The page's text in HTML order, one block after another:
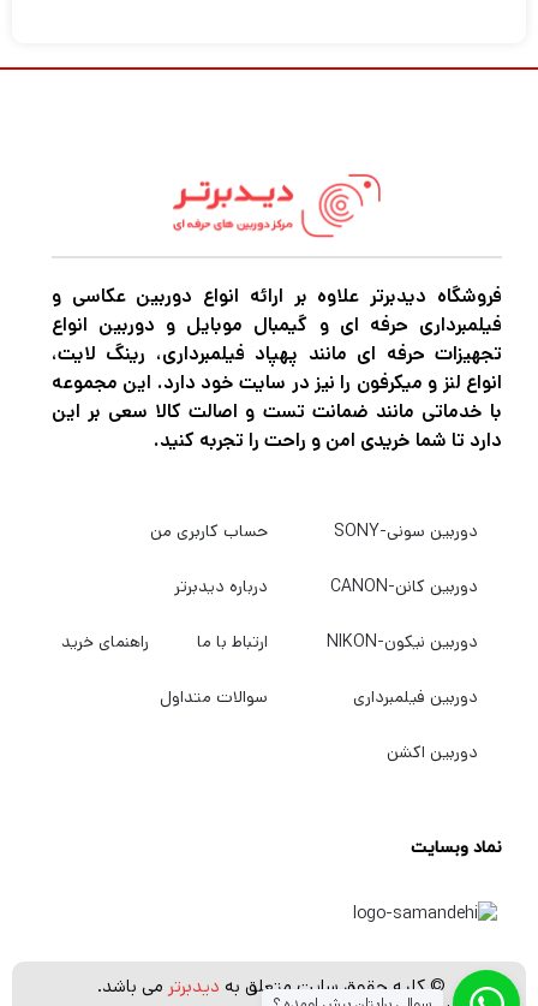
است. طراحی نوآورانه آن که امکان ادغام یکپارچه
با هر دکل روشنایی را فراهم می کند، امکان جدا
شدن بدون زحمت کنترل کننده از بدنه سبک را
فراهم می کند. یکی دیگر از ویژگی های اصلی
حالت MAX Extreme است که حداکثر توان
خروجی نور را به 300 وات افزایش می دهد. شما
قدرت تقویت شده، قابلیت دو رنگ، کنترل عملی،
و یک وسیله سبک وزن را تنها با 2.2 پوند دریافت
شما امکان می دهد آن را در جایی قرار دهید که
نورهای بزرگتر جا نشوند.
G200 یک ابزار نوری عالی برای عکاسی و
استودیوها، اتاق‌های پخش زنده و دیگر سناریوها
وجود داشته باشد، آماده عکسبرداری خواهید
فروشگاه دیدبرتر علاوه بر ارائه انواع دوربین عکاسی و
فیلمبرداری حرفه ای و گیمبال موبایل و دوربین انواع
تجهیزات حرفه ای مانند پهپاد فیلمبرداری، رینگ لایت،
انواع لنز و میکرفون را نیز در سایت خود دارد. این مجموعه
با خدماتی مانند ضمانت تست و اصالت کالا سعی بر این
دارد تا شما خریدی امن و راحت را تجربه کنید.
دوربین سونی-SONY
دوربین کانن-CANON
دوربین نیکون-NIKON
دوربین فیلمبرداری
دوربین اکشن
حساب کاربری من
درباره دیدبرتر
ارتباط با ما راهنمای خرید
سوالات متداول
نماد وبسایت
© کلیه حقوق سایت متعلق به دیدبرتر می باشد.